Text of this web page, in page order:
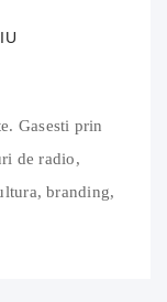
Gasesti prin
de radio,
branding,